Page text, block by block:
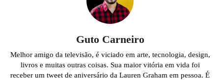
Guto Carneiro
Melhor amigo da televisão, é viciado em arte, tecnologia, design,
livros e muitas outras coisas. Sua maior vitória em vida foi
receber um tweet de aniversário da Lauren Graham em pessoa. É